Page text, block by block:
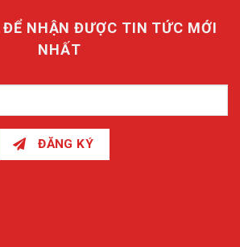
NHẬN ĐƯỢC TIN TỨC MỚI
NHẤT
ĐĂNG KÝ